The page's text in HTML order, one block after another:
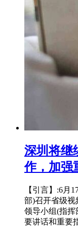
深圳将继
作，加强
【引言】:6月
部)召开省级
领导小组(指
要讲话和重要